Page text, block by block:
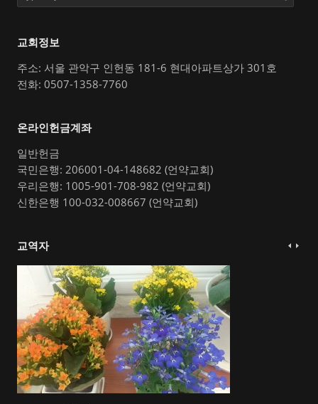
교회정보
주소: 서울 관악구 인헌동 181-6 현대아파트상가 301호
전화: 0507-1358-7760
온라인헌금계좌
일반헌금
국민은행: 206001-04-148682 (언약교회)
우리은행: 1005-901-708-982 (언약교회)
신한은행 100-032-008667 (언약교회)
교역자